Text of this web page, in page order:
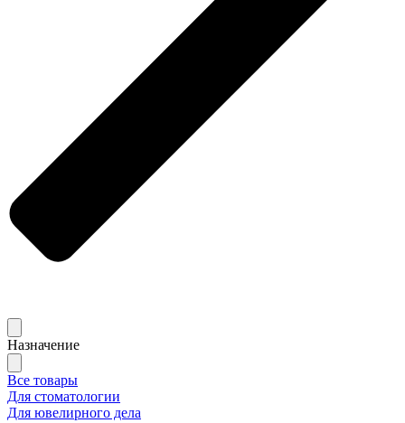
Назначение
Все товары
Для стоматологии
Для ювелирного дела